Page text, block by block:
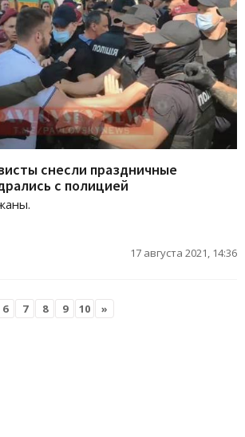
снесли праздничные
с полицией
17 августа 2021, 14:36
6 7 8 9 10 »